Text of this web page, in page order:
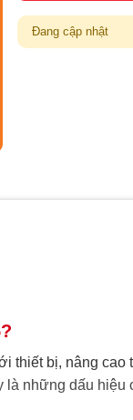
Đang cập nhật
thiết bị, nâng cao
những dấu hiệu